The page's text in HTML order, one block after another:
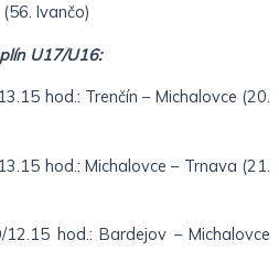
Ivančo)
U17/U16:
hod.: Trenčín – Michalovce (20.
hod.: Michalovce – Trnava (21.
hod.: Bardejov – Michalovce